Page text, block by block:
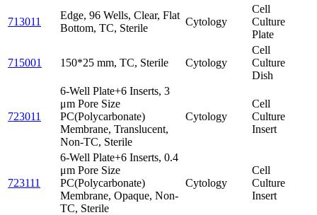
713011
Edge, 96 Wells, Clear, Flat
Bottom, TC, Sterile
Cytology
Cell
Culture
Plate
715001 150*25 mm, TC, Sterile Cytology
Cell
Culture
Dish
723011
6-Well Plate+6 Inserts, 3
μm Pore Size
PC(Polycarbonate)
Membrane, Translucent,
Non-TC, Sterile
Cytology
Cell
Culture
Insert
723111
6-Well Plate+6 Inserts, 0.4
μm Pore Size
PC(Polycarbonate)
Membrane, Opaque, Non-
TC, Sterile
Cytology
Cell
Culture
Insert